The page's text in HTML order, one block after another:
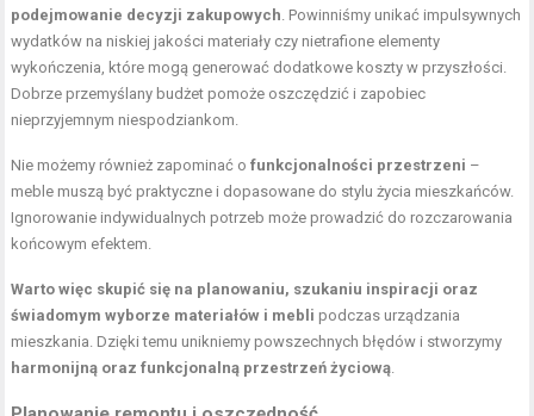
podejmowanie decyzji zakupowych. Powinniśmy unikać impulsywnych
wydatków na niskiej jakości materiały czy nietrafione elementy
wykończenia, które mogą generować dodatkowe koszty w przyszłości.
Dobrze przemyślany budżet pomoże oszczędzić i zapobiec
nieprzyjemnym niespodziankom.
Nie możemy również zapominać ofunkcjonalności przestrzeni –
meble muszą być praktyczne i dopasowane do stylu życia mieszkańców.
Ignorowanie indywidualnych potrzeb może prowadzić do rozczarowania
końcowym efektem.
Warto więc skupić się na planowaniu, szukaniu inspiracji oraz
świadomym wyborze materiałów i mebli podczas urządzania
mieszkania. Dzięki temu unikniemy powszechnych błędów i stworzymy
harmonijną oraz funkcjonalną przestrzeń życiową.